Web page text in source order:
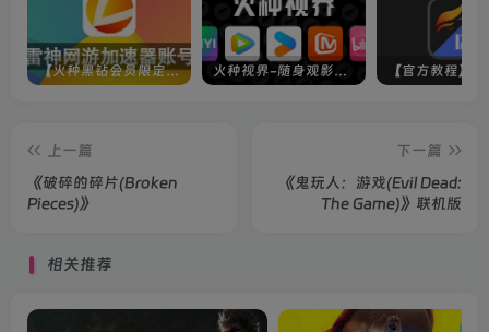
【火种黑钻会员限定】雷神加速器账号 火种视界-随身观影神器（完美适配手机端）
上一篇
《破碎的碎片(Broken
Pieces)》
下一篇
《鬼玩人：游戏(Evil Dead:
The Game)》联机版
相关推荐